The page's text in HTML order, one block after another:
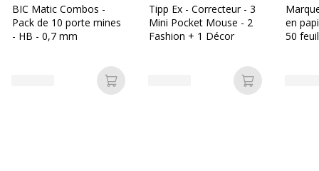
BIC Matic Combos -
Pack de 10 porte mines
- HB - 0,7 mm
Ajouter au panier
Tipp Ex - Correcteur - 3
Mini Pocket Mouse - 2
Fashion + 1 Décor
Ajouter au
en
50